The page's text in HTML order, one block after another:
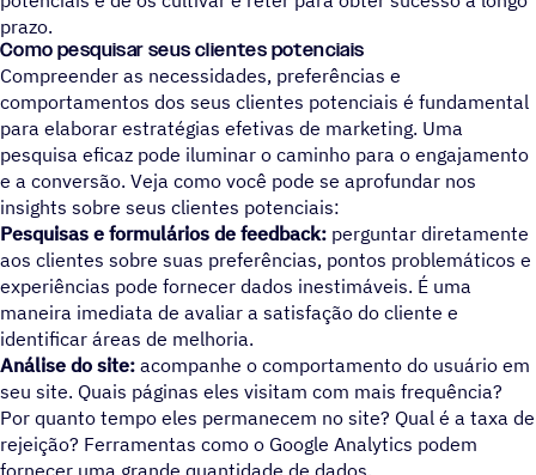
prazo.
Como pesquisar seus clientes potenciais
Compreender as necessidades, preferências e
comportamentos dos seus clientes potenciais é fundamental
para elaborar estratégias efetivas de marketing. Uma
pesquisa eficaz pode iluminar o caminho para o engajamento
e a conversão. Veja como você pode se aprofundar nos
insights sobre seus clientes potenciais:
Pesquisas e formulários de feedback: perguntar diretamente
aos clientes sobre suas preferências, pontos problemáticos e
experiências pode fornecer dados inestimáveis. É uma
maneira imediata de avaliar a satisfação do cliente e
identificar áreas de melhoria.
Análise do site: acompanhe o comportamento do usuário em
seu site. Quais páginas eles visitam com mais frequência?
Por quanto tempo eles permanecem no site? Qual é a taxa de
rejeição? Ferramentas como o Google Analytics podem
fornecer uma grande quantidade de dados.